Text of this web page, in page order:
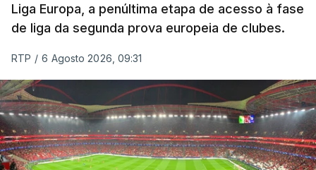
Liga Europa, a penúltima etapa de acesso à fase
de liga da segunda prova europeia de clubes.
RTP / 6 Agosto 2026, 09:31